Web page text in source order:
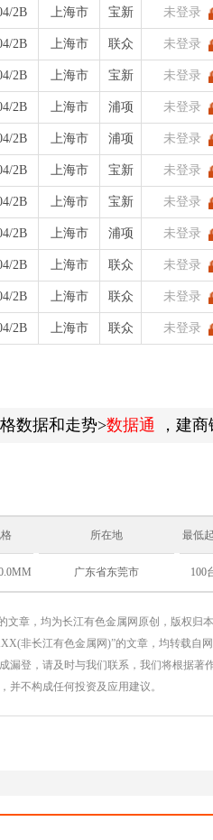
2B 上海市 宝新 未登录
2B 上海市 联众 未登录
2B 上海市 宝新 未登录
2B 上海市 浦项 未登录
2B 上海市 浦项 未登录
2B 上海市 宝新 未登录
2B 上海市 宝新 未登录
2B 上海市 浦项 未登录
2B 上海市 联众 未登录
2B 上海市 联众 未登录
2B 上海市 联众 未登录
格数据和走势>数据通 ，建
所在地 最低
广东省东莞市 100
文章，均为长江有色金属网原创，版权归
非长江有色金属网)”的文章，均转载自
漏登，请及时与我们联系，我们将根据著
并不构成任何投资及应用建议。